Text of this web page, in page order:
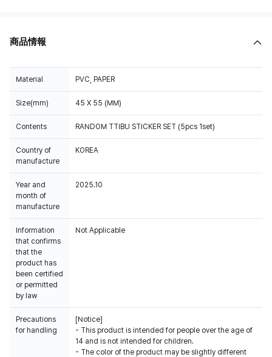
商品情報
Material PVC, PAPER
Size(mm) 45 X 55 (MM)
Contents RANDOM TTIBU STICKER SET (5pcs 1set)
Country of
manufacture
KOREA
Year and
month of
manufacture
2025.10
Information
that confirms
that the
product has
been certified
or permitted
by law
Not Applicable
Precautions
for handling
[Notice]
- This product is intended for people over the age of
14 and is not intended for children.
- The color of the product may be slightly different